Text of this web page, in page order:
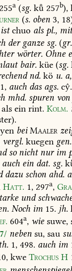
255a (sg. k 257b),
(s. oben 3,
istchuo als pl.,
derganze sg. (gr.
wörter. Ohne
bair. küe (sg.
nd. kö u. a,
, auch das ags. cŷ.
mhd. spuren von
als ein rint. Kolm.
bei Maaler
vergl. kuegen gen.
sonichtnurim
auch ein dat. sg.
dazu schon ahd.
Hatt. 1, 297a,
und
Noch im 15. jh.
604a, wie suwe,
neben su, sau
1, 498. auch im
, kwe Trochus H